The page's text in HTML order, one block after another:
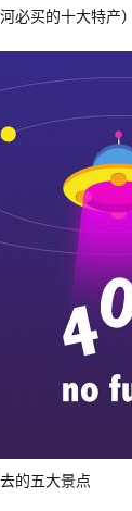
必买的十大特产）
的五大景点